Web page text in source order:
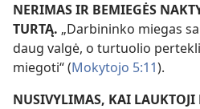
NERIMAS IR BEMIEGĖS
TURTĄ. „Darbininko miegas
daug valgė, o turtuolio
miegoti“ (Mokytojo 5:11).
NUSIVYLIMAS, KAI